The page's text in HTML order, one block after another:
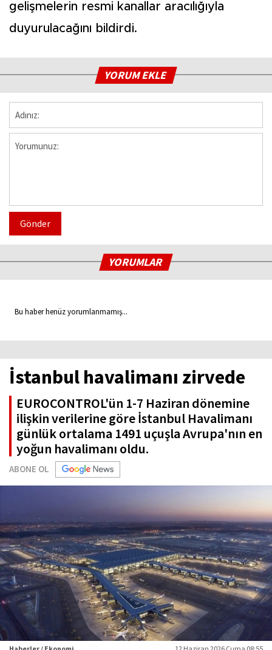
gelişmelerin resmi kanallar aracılığıyla
duyurulacağını bildirdi.
YORUM EKLE
Gönder
YORUMLAR
Bu haber henüz yorumlanmamış...
İstanbul havalimanı zirvede
EUROCONTROL'ün 1-7 Haziran dönemine
ilişkin verilerine göre İstanbul Havalimanı
günlük ortalama 1491 uçuşla Avrupa'nın en
yoğun havalimanı oldu.
ABONE OL